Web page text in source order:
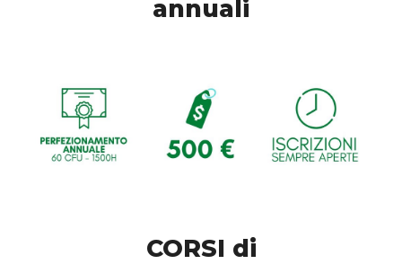
annuali
CORSI di